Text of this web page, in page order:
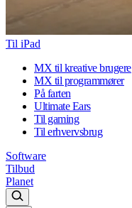
Til iPad
MX til kreative brugere
MX til programmører
På farten
Ultimate Ears
Til gaming
Til erhvervsbrug
Software
Tilbud
Planet